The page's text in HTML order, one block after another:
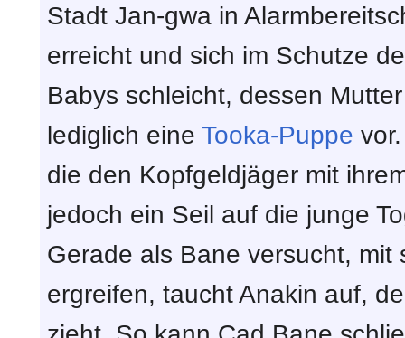
Stadt Jan-gwa in
erreicht und sich im Schutze
Babys schleicht, dessen
lediglich eine Tooka-Puppe
die den Kopfgeldjäger mit
jedoch ein Seil auf die junge
Gerade als Bane versucht,
ergreifen, taucht Anakin auf,